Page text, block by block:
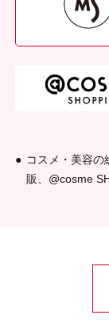
外装重量（g）
W85 × D10 ×
発売元
株式会社ロー
コスメ・美容の
販、@cosme